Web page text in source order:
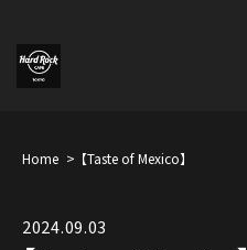
Home 【Taste of Mexico】
2024.09.03